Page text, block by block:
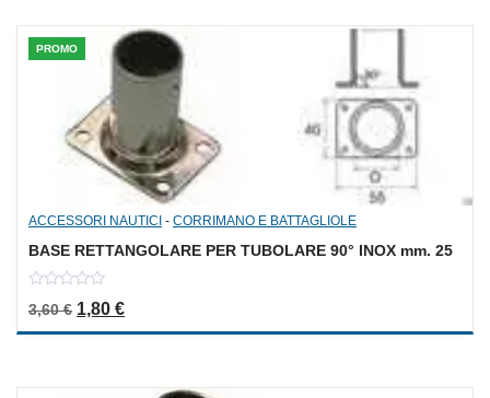
PROMO
ACCESSORI NAUTICI - CORRIMANO E BATTAGLIOLE
BASE RETTANGOLARE PER TUBOLARE 90° INOX mm. 25
out
3,60€ Il prezzo originale era: 3,60 €.
1,80 €Il prezzo attuale è: 1,80 €.